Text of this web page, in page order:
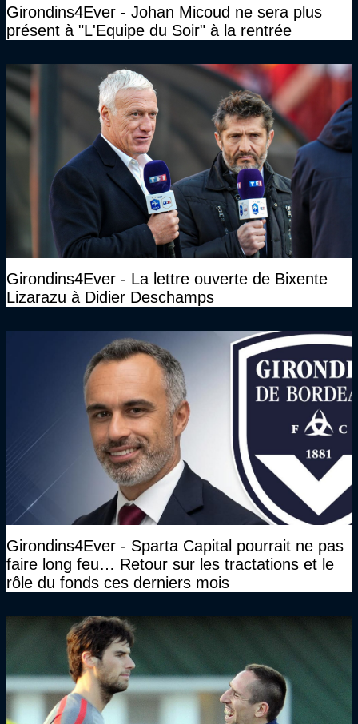
Girondins4Ever - Johan Micoud ne sera plus
présent à "L'Equipe du Soir" à la rentrée
Girondins4Ever - La lettre ouverte de Bixente
Lizarazu à Didier Deschamps
Girondins4Ever - Sparta Capital pourrait ne pas
faire long feu… Retour sur les tractations et le
rôle du fonds ces derniers mois